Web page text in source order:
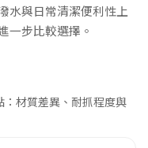
水與日常清潔便利性上
一步比較選擇。
材質差異、耐抓程度與